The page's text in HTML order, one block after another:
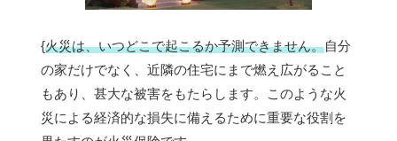
{火災は、いつどこで起こるか予測できません。自分
の家だけでなく、近隣の住宅にまで燃え広がること
もあり、甚大な被害をもたらします。このような火
災による経済的な損失に備えるために重要な役割を